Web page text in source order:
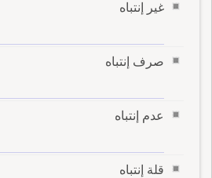
غير إنتباه
صرف إنتباه
عدم إنتباه
قلة إنتباه